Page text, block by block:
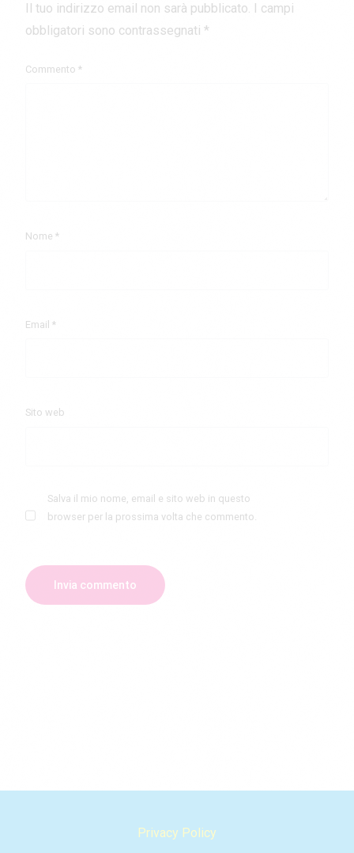
Il tuo indirizzo email non sarà pubblicato. I campi
obbligatori sono contrassegnati*
Commento*
Nome*
Email*
Sito web
Salva il mio nome, email e sito web in questo
browser per la prossima volta che commento.
Privacy Policy